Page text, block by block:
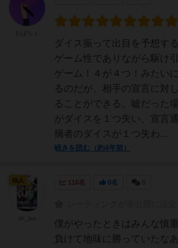
ダイス振って出目を予想す
ゲーム性でありながら駆け
ゲーム！４が４つ！みたい
るのだが、相手の宣言に対
ることができる。嘘だった
がダイスを１つ失い、宣言
摘者のダイスが１つ失わ...
続きを読む（約4年前）
116名 0名
僕がやったときはみんな慎
負けて地味に勝っていたな
仙人